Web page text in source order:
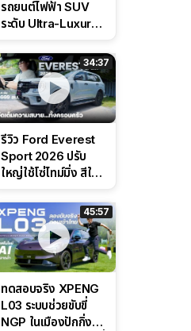
รถยนต์ไฟฟ้า SUV
ระดับ Ultra-Luxury
CDC นุ่มหนึบเหนือ
ระดับ
34:37
รีวิว Ford Everest
Sport 2026 ปรับ
ใหญ่ใช้โซ่ไทม์มิ่ง สีใหม่
ดุดันสไตล์ครอบครัว
สายลุย
45:57
ทดสอบจริง XPENG
L03 ระบบช่วยขับขี่
NGP ในเมืองปักกิ่ง